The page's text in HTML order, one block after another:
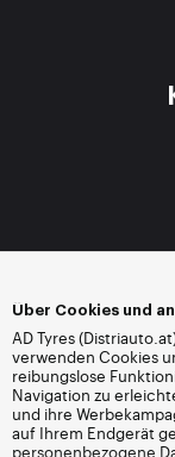
Über Cookies und
AD Tyres
verwenden Cookies
reibungslose
Navigation zu
und ihre
auf Ihrem Endgerät
personenbezogene